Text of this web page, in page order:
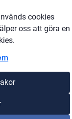
cookies
oss att göra en